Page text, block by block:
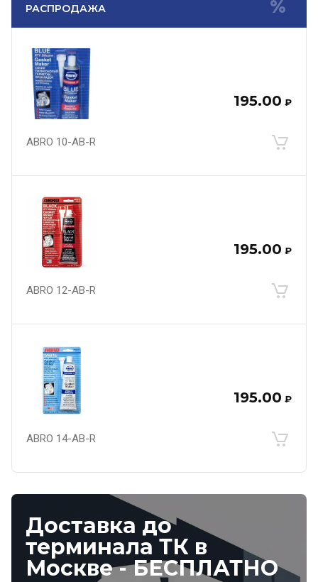
РАСПРОДАЖА
195.00 ₽
ABRO 10-AB-R
195.00 ₽
ABRO 12-AB-R
195.00 ₽
ABRO 14-AB-R
Доставка до
терминала ТК в
Москве - БЕСПЛАТНО